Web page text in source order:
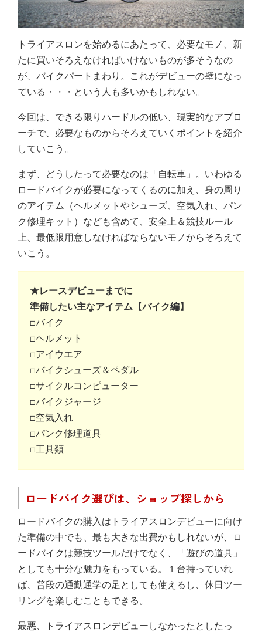
トライアスロンを始めるにあたって、必要なモノ、新
たに買いそろえなければいけないものが多そうなの
が、バイクパートまわり。これがデビューの壁になっ
ている・・・という人も多いかもしれない。
今回は、できる限りハードルの低い、現実的なアプロ
ーチで、必要なものからそろえていくポイントを紹介
していこう。
まず、どうしたって必要なのは「自転車」。いわゆる
ロードバイクが必要になってくるのに加え、身の周り
のアイテム（ヘルメットやシューズ、空気入れ、パン
ク修理キット）なども含めて、安全上＆競技ルール
上、最低限用意しなければならないモノからそろえて
いこう。
★レースデビューまでに
準備したい主なアイテム【バイク編】
□バイク
□ヘルメット
□アイウエア
□バイクシューズ＆ペダル
□サイクルコンピューター
□バイクジャージ
□空気入れ
□パンク修理道具
□工具類
ロードバイク選びは、ショップ探しから
ロードバイクの購入はトライアスロンデビューに向け
た準備の中でも、最も大きな出費かもしれないが、ロ
ードバイクは競技ツールだけでなく、「遊びの道具」
としても十分な魅力をもっている。１台持っていれ
ば、普段の通勤通学の足としても使えるし、休日ツー
リングを楽しむこともできる。
最悪、トライアスロンデビューしなかったとしたっ